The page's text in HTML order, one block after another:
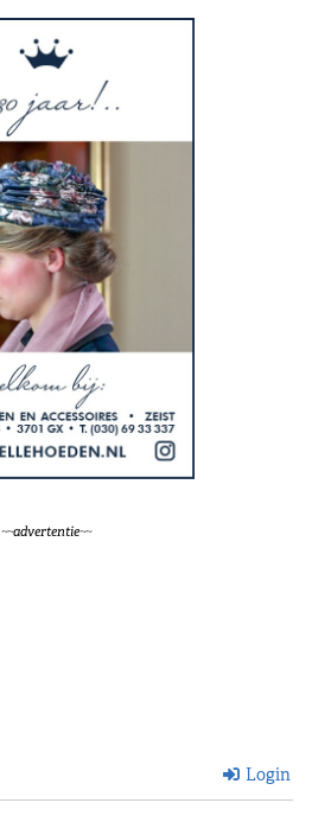
~~advertentie~~
Login